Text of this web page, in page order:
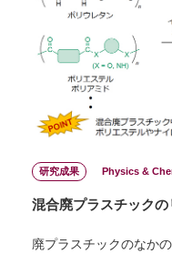
研究成果 Physics &
混合廃プラスチック
廃プラスチックのなか